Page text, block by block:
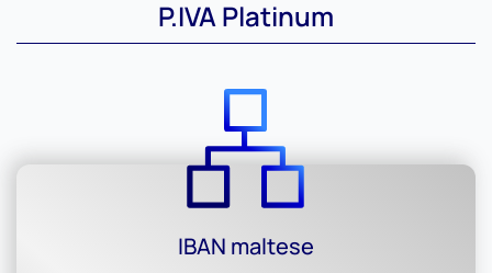
P.IVA Platinum
IBAN maltese